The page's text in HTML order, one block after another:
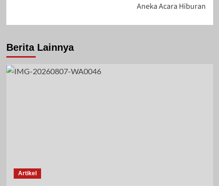
Aneka Acara Hiburan
Berita Lainnya
Artikel